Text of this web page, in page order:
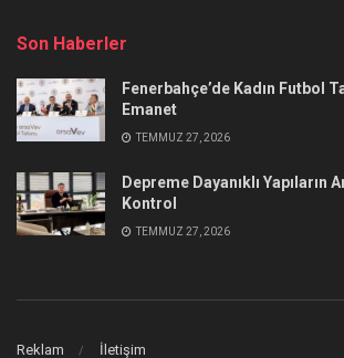
Son Haberler
Fenerbahçe’de Kadın Futbol
Emanet
TEMMUZ 27, 2026
Depreme Dayanıklı Yapıların
Kontrol
TEMMUZ 27, 2026
Reklam İletişim